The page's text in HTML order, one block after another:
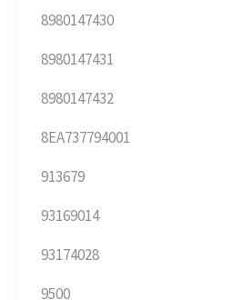
8980147430
8980147431
8980147432
8EA737794001
913679
93169014
93174028
9500